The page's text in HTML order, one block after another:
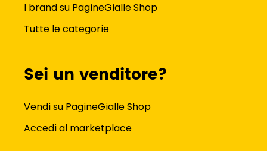
I brand su PagineGialle Shop
Tutte le categorie
Sei un venditore?
Vendi su PagineGialle Shop
Accedi al marketplace